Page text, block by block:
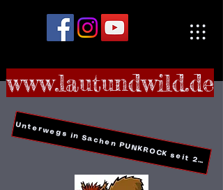
Unterwegs in Sachen PUNKROCK seit 2006
www.lautundwild.de